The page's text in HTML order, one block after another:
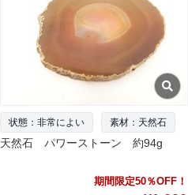
状態：非常によい 素材：天然石
天然石 パワーストーン 約94g
期間限定50％OFF！